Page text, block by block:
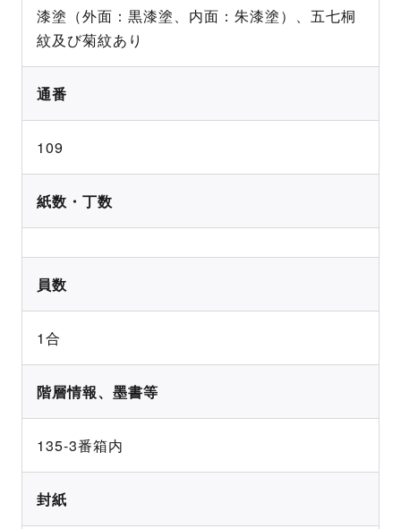
漆塗（外面：黒漆塗、内面：朱漆塗）、五七桐
紋及び菊紋あり
通番
109
紙数・丁数
員数
1合
階層情報、墨書等
135-3番箱内
封紙